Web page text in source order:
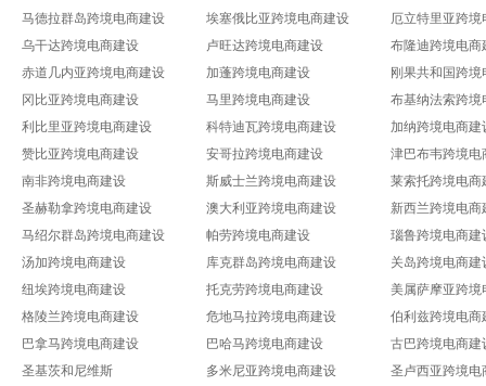
马德拉群岛跨境电商建设
埃塞俄比亚跨境电商建设
厄立特里亚跨
乌干达跨境电商建设
卢旺达跨境电商建设
布隆迪跨境电商
赤道几内亚跨境电商建设
加蓬跨境电商建设
刚果共和国跨境
冈比亚跨境电商建设
马里跨境电商建设
布基纳法索跨境
利比里亚跨境电商建设
科特迪瓦跨境电商建设
加纳跨境电商建
赞比亚跨境电商建设
安哥拉跨境电商建设
津巴布韦跨境电
南非跨境电商建设
斯威士兰跨境电商建设
莱索托跨境电商
圣赫勒拿跨境电商建设
澳大利亚跨境电商建设
新西兰跨境电商
马绍尔群岛跨境电商建设
帕劳跨境电商建设
瑙鲁跨境电商建
汤加跨境电商建设
库克群岛跨境电商建设
关岛跨境电商建
纽埃跨境电商建设
托克劳跨境电商建设
美属萨摩亚跨境
格陵兰跨境电商建设
危地马拉跨境电商建设
伯利兹跨境电商
巴拿马跨境电商建设
巴哈马跨境电商建设
古巴跨境电商建
圣基茨和尼维斯
多米尼亚跨境电商建设
圣卢西亚跨境电